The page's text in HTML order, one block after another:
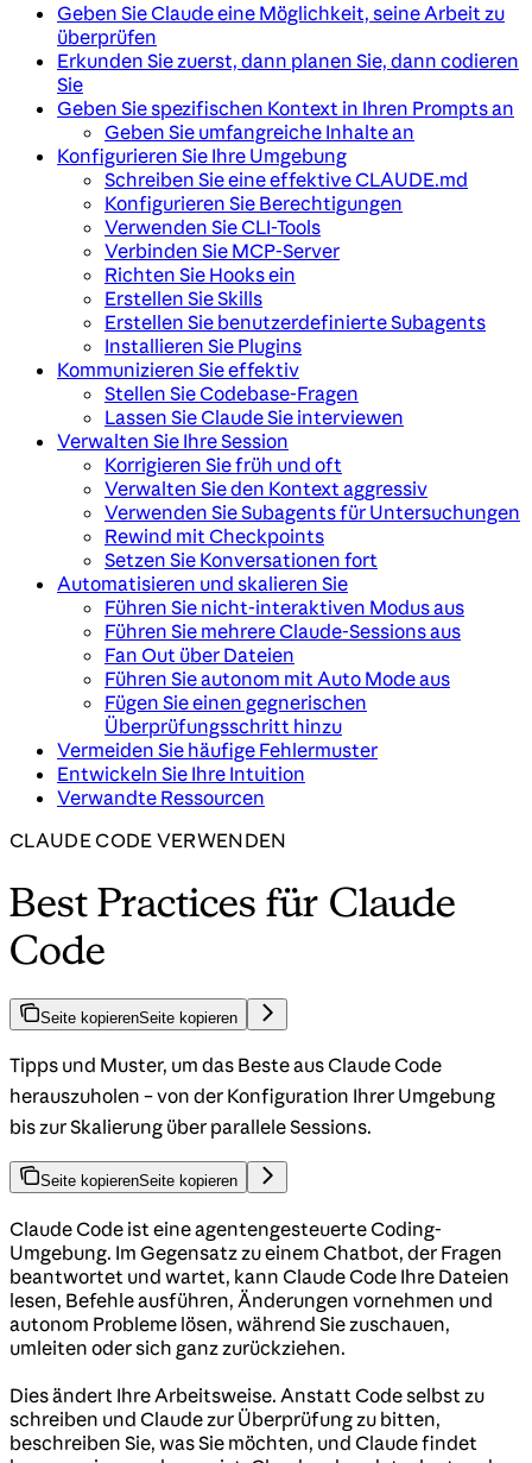
Geben Sie Claude eine Möglichkeit, seine Arbeit zu
überprüfen
Erkunden Sie zuerst, dann planen Sie, dann codieren
Sie
Geben Sie spezifischen Kontext in Ihren Prompts an
Geben Sie umfangreiche Inhalte an
Konfigurieren Sie Ihre Umgebung
Schreiben Sie eine effektive CLAUDE.md
Konfigurieren Sie Berechtigungen
Verwenden Sie CLI-Tools
Verbinden Sie MCP-Server
Richten Sie Hooks ein
Erstellen Sie Skills
Erstellen Sie benutzerdefinierte Subagents
Installieren Sie Plugins
Kommunizieren Sie effektiv
Stellen Sie Codebase-Fragen
Lassen Sie Claude Sie interviewen
Verwalten Sie Ihre Session
Korrigieren Sie früh und oft
Verwalten Sie den Kontext aggressiv
Verwenden Sie Subagents für Untersuchungen
Rewind mit Checkpoints
Setzen Sie Konversationen fort
Automatisieren und skalieren Sie
Führen Sie nicht-interaktiven Modus aus
Führen Sie mehrere Claude-Sessions aus
Fan Out über Dateien
Führen Sie autonom mit Auto Mode aus
Fügen Sie einen gegnerischen
Überprüfungsschritt hinzu
Vermeiden Sie häufige Fehlermuster
Entwickeln Sie Ihre Intuition
Verwandte Ressourcen
CLAUDE CODE VERWENDEN
Best Practices für Claude
Code
Seite kopierenSeite kopieren
Tipps und Muster, um das Beste aus Claude Code
herauszuholen – von der Konfiguration Ihrer Umgebung
bis zur Skalierung über parallele Sessions.
Seite kopierenSeite kopieren
Claude Code ist eine agentengesteuerte Coding-
Umgebung. Im Gegensatz zu einem Chatbot, der Fragen
beantwortet und wartet, kann Claude Code Ihre Dateien
lesen, Befehle ausführen, Änderungen vornehmen und
autonom Probleme lösen, während Sie zuschauen,
umleiten oder sich ganz zurückziehen.
Dies ändert Ihre Arbeitsweise. Anstatt Code selbst zu
schreiben und Claude zur Überprüfung zu bitten,
beschreiben Sie, was Sie möchten, und Claude findet